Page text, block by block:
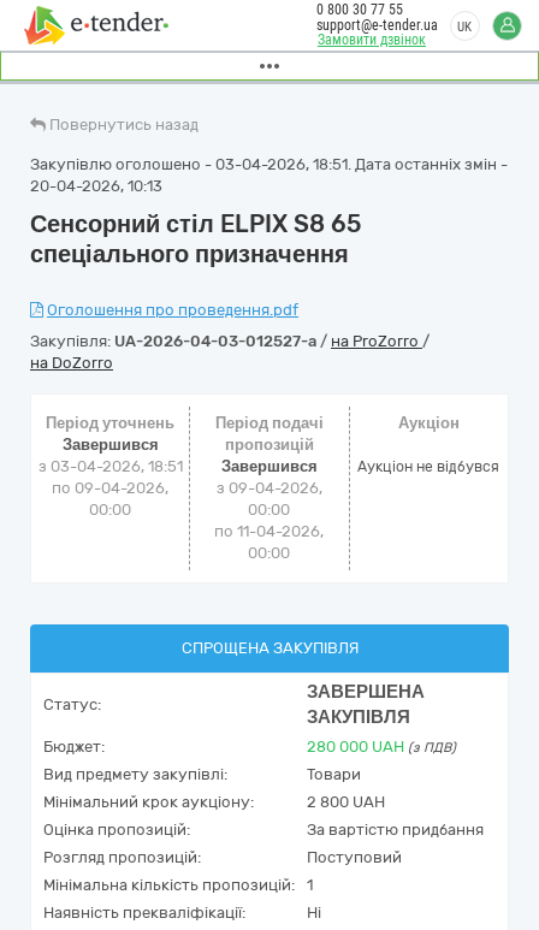
Замовити дзвінок
0 800 30 77 55
support@e-tender.ua
UK
Повернутись назад
Закупівлю оголошено - 03-04-2026, 18:51. Дата останніх змін -
20-04-2026, 10:13
Сенсорний стіл ELPIX S8 65
спеціального призначення
Оголошення про проведення.pdf
Закупівля: UA-2026-04-03-012527-a / на ProZorro /
на DoZorro
Період уточнень
Завершився
з 03-04-2026, 18:51
по 09-04-2026,
00:00
Період подачі
пропозицій
Завершився
з 09-04-2026,
00:00
по 11-04-2026,
00:00
Аукціон
Аукціон не відбувся
СПРОЩЕНА ЗАКУПІВЛЯ
Статус:
ЗАВЕРШЕНА
ЗАКУПІВЛЯ
Бюджет: 280 000 UAH (з ПДВ)
Вид предмету закупівлі:
Товари
Мінімальний крок аукціону:
2 800 UAH
Оцінка пропозицій:
За вартістю придбання
Розгляд пропозицій:
Поступовий
Мінімальна кількість пропозицій:
1
Наявність прекваліфікації:
Ні